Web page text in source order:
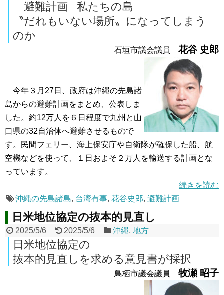
避難計画 私たちの島
〝だれもいない場所〟になってしまう
のか
石垣市議会議員 花谷 史郎
今年３月27日、政府は沖縄の先島諸
島からの避難計画をまとめ、公表しま
した。約12万人を６日程度で九州と山
口県の32自治体へ避難させるもので
す。民間フェリー、海上保安庁や自衛隊が確保した船、航
空機などを使って、１日およそ２万人を輸送する計画とな
っています。
続きを読む
沖縄の先島諸島, 台湾有事, 花谷史郎, 避難計画
日米地位協定の抜本的見直し
2025/5/6 2025/5/6 沖縄,地方
日米地位協定の
抜本的見直しを求める意見書が採択
鳥栖市議会議員 牧瀬 昭子